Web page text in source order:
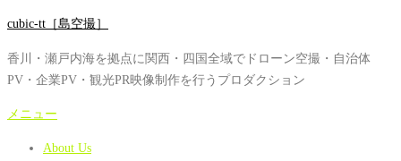
コ
テ
ン
ツ
cubic-tt［島空撮］
香川・瀬戸内海を拠点に関西・四国全域でドローン空撮・自治体
PV・企業PV・観光PR映像制作を行うプロダクション
メニュー
About Us